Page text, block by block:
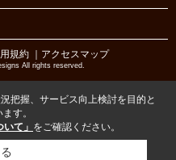
規約 ｜アクセスマップ
All rights reserved.
把握、サービス向上検討を目的と
す。
て」 をご確認ください。